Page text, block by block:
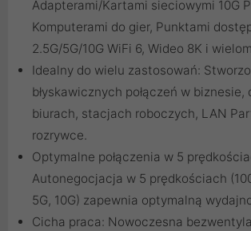
Adapterami/Kartami sieciowymi 10G
Komputerami do gier, Punktami
2.5G/5G/10G WiFi 6, Wideo 8K i
Idealny do wielu zastosowań:
błyskawicznych połączeń w biznesie,
biurach, stacjach roboczych, LAN
rozrywce.
Optymalne połączenia w 5
Autonegocjacja w 5 prędkościach
5G, 10G) zapewnia optymalną
Cicha praca: Nowoczesna